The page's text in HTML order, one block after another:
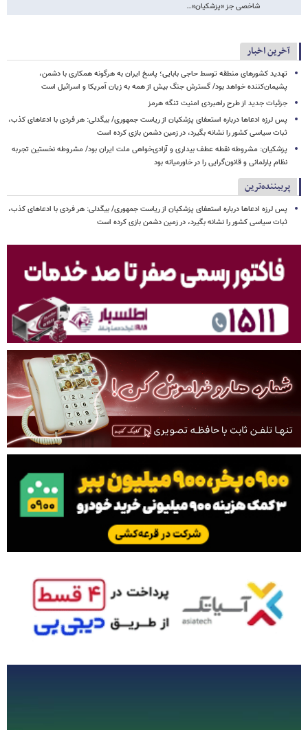
شاخصی جز «پزشکیان»…
آخرین اخبار
تهدید کشورهای منطقه توسط حاجی بابایی؛ پاسخ ایران به هرگونه همکاری با دشمن،
پشیمان‌کننده خواهد بود/ گسترش جنگ بیش از همه به زیان آمریکا و اسرائیل است
جزئیات جدید از طرح راهبردی امنیت تنگه هرمز
پس لرزه ادعاها درباره استعفای پزشکیان از ریاست جمهوری/ بیگدلی: هر فردی با ادعاهای کذب،
ثبات سیاسی کشور را نشانه بگیرد، در زمین دشمن بازی کرده است
پزشکیان: مشروطه نقطه عطف بیداری و آزادی‌خواهی ملت ایران بود/ مشروطه نخستین تجربه
نظام پارلمانی و قانون‌گرایی را در خاورمیانه بود
پربیننده‌ترین
پس لرزه ادعاها درباره استعفای پزشکیان از ریاست جمهوری/ بیگدلی: هر فردی با ادعاهای کذب،
ثبات سیاسی کشور را نشانه بگیرد، در زمین دشمن بازی کرده است